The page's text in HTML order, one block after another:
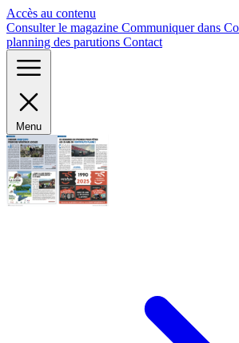
Accès au contenu
Consulter le magazine Communiquer dans
planning des parutions Contact
Menu
Panneau de gestion des cookies